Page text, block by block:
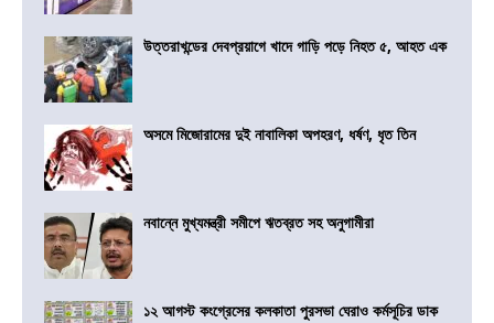
উত্তরাখন্ডের দেবপ্রয়াগে খাদে গাড়ি পড়ে নিহত ৫, আহত এক
অসমে মিজোরামের দুই নাবালিকা অপহরণ, ধর্ষণ, ধৃত তিন
নবান্নে মুখ্যমন্ত্রী সমীপে ঋতব্রত সহ অনুগামীরা
১২ আগস্ট কংগ্রেসের কলকাতা পুরসভা ঘেরাও কর্মসূচির ডাক